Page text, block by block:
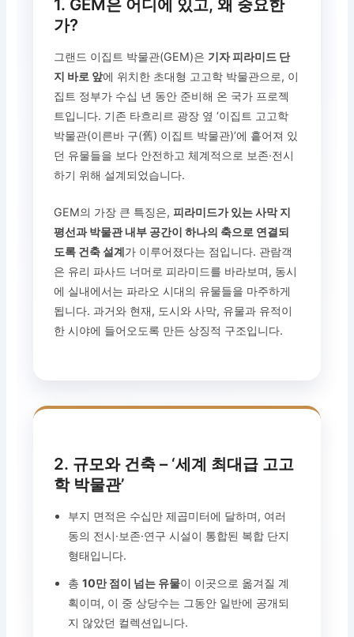
1. GEM은 어디에 있고, 왜 중요한
가?
그랜드 이집트 박물관(GEM)은 기자 피라미드 단
지 바로 앞에 위치한 초대형 고고학 박물관으로, 이
집트 정부가 수십 년 동안 준비해 온 국가 프로젝
트입니다. 기존 타흐리르 광장 옆 ‘이집트 고고학
박물관(이른바 구(舊) 이집트 박물관)’에 흩어져 있
던 유물들을 보다 안전하고 체계적으로 보존·전시
하기 위해 설계되었습니다.
GEM의 가장 큰 특징은,피라미드가 있는 사막 지
평선과 박물관 내부 공간이 하나의 축으로 연결되
도록 건축 설계 가 이루어졌다는 점입니다. 관람객
은 유리 파사드 너머로 피라미드를 바라보며, 동시
에 실내에서는 파라오 시대의 유물들을 마주하게
됩니다. 과거와 현재, 도시와 사막, 유물과 유적이
한 시야에 들어오도록 만든 상징적 구조입니다.
2. 규모와 건축 – ‘세계 최대급 고고
학 박물관’
부지 면적은 수십만 제곱미터에 달하며, 여러
동의 전시·보존·연구 시설이 통합된 복합 단지
형태입니다.
총10만 점이 넘는 유물이 이곳으로 옮겨질 계
획이며, 이 중 상당수는 그동안 일반에 공개되
지 않았던 컬렉션입니다.